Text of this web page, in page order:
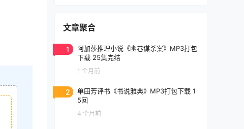
文章聚合
1
阿加莎推理小说《幽巷谋杀案》MP3打包
下载 25集完结
1 个月前
2
单田芳评书《书说雅典》MP3打包下载 1
5回
4 个月前